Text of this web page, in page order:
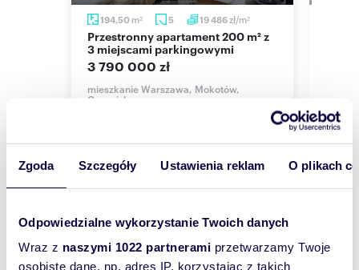
Zgoda Szczegóły Ustawienia reklam O plikach
Odpowiedzialne wykorzystanie Twoich danych
Wraz z naszymi 1022 partnerami przetwarzamy Twoje
osobiste dane, np. adres IP, korzystając z takich
194,50 m2 5 19 486zł/m2
Przestronny apartament 200 m² z
3 miejscami parkingowymi
3 790 000 zł
mieszkanie Warszawa, Mokotów,
Cypryjska
Wyślij
wiadomość